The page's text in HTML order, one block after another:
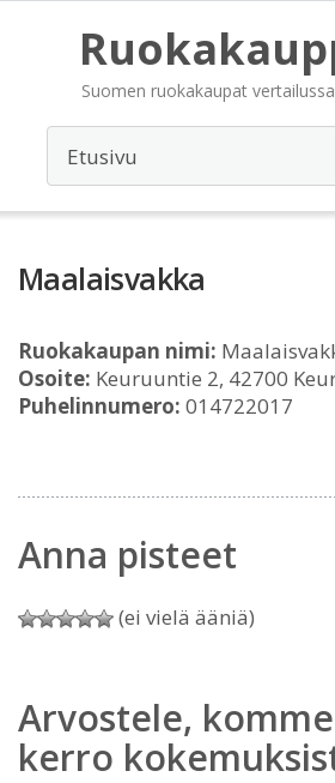
Suomen ruokakaupat vertailussa
Maalaisvakka
Ruokakaupan nimi:
Osoite: Keuruuntie 2, 42700
Puhelinnumero: 014722017
Anna pisteet
(ei vielä ääniä)
Arvostele,
kerro